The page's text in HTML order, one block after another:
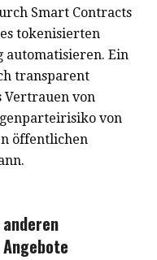
Smart Contracts
tokenisierten
automatisieren. Ein
transparent
Vertrauen von
von
öffentlichen